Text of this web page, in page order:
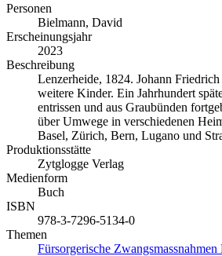
Personen
Bielmann, David
Erscheinungsjahr
2023
Beschreibung
Lenzerheide, 1824. Johann
weitere Kinder. Ein Jahrhundert
entrissen und aus Graubünden
über Umwege in verschiedenen
Basel, Zürich, Bern, Lugano und
Produktionsstätte
Zytglogge Verlag
Medienform
Buch
ISBN
978-3-7296-5134-0
Themen
Fürsorgerische Zwangsmassnahmen